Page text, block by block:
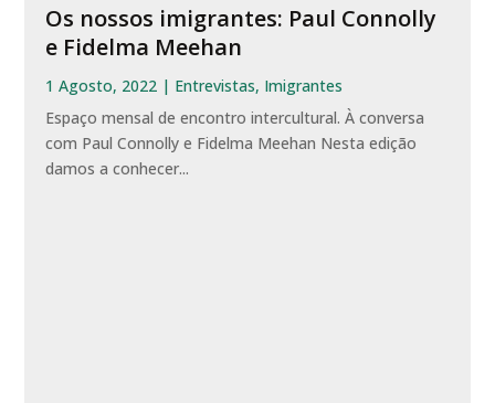
Os nossos imigrantes: Paul Connolly
e Fidelma Meehan
1 Agosto, 2022 | Entrevistas, Imigrantes
Espaço mensal de encontro intercultural. À conversa
com Paul Connolly e Fidelma Meehan Nesta edição
damos a conhecer...